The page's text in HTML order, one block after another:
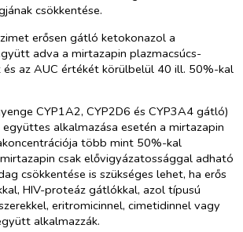
csökkentése.
erősen gátló ketokonazol a
adva a mirtazapin plazmacsúcs-
az AUC értékét körülbelül 40 ill. 50%-kal
CYP1A2, CYP2D6 és CYP3A4 gátló)
alkalmazása esetén a mirtazapin
több mint 50%-kal
csak elővigyázatossággal adható
csökkentése is szükséges lehet, ha erős
HIV-proteáz gátlókkal, azol típusú
eritromicinnel, cimetidinnel vagy
alkalmazzák.